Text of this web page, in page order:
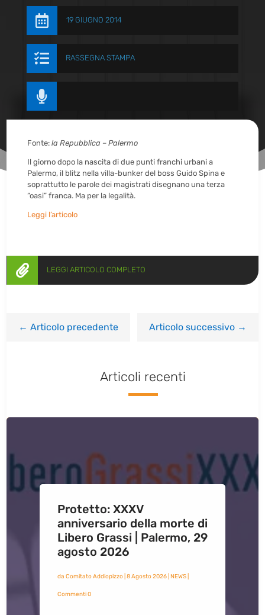
 19 GIUGNO 2014
 RASSEGNA STAMPA

Fonte:la Repubblica – Palermo
Il giorno dopo la nascita di due punti franchi urbani a
Palermo, il blitz nella villa-bunker del boss Guido Spina e
soprattutto le parole dei magistrati disegnano una terza
“oasi” franca. Ma per la legalità.
Leggi l’articolo
 LEGGI ARTICOLO COMPLETO
←Articolo precedente Articolo successivo→
Articoli recenti
Protetto: XXXV
anniversario della morte di
Libero Grassi | Palermo, 29
agosto 2026
da Comitato Addiopizzo| 8 Agosto 2026| NEWS|
Commenti 0